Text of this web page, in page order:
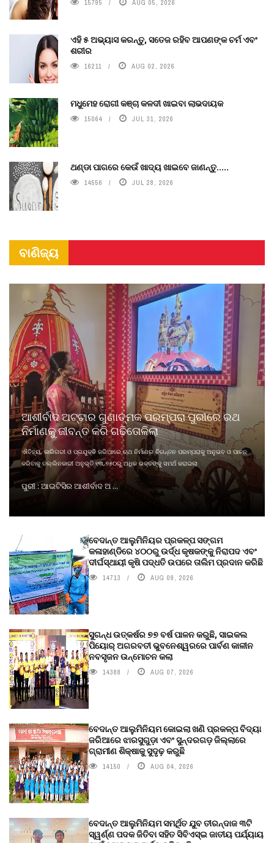
15795 AUG 05, 2026
ଏହି ୫ ଅଭ୍ୟାସ କରନ୍ତୁ, ସତେଜ ରହିବ ଆପଣଙ୍କ ଚର୍ମ ଏବଂ
ଶରୀର
16211 AUG 02, 2026
ମଧୁମେହ ରୋଗୀ କଞ୍ଚା କଳଦୀ ଖାଇବା ଲାଭଦାୟକ
15064 JUL 31, 2026
ଥଣ୍ଡା ପାଗରେ କେଉଁ ଖାଦ୍ୟ ଖାଇବେ ଜାଣନ୍ତୁ.....
14556 JUL 28, 2026
ବାଣିଜ୍ୟ
ଆଶୀର୍ବାଦ ଅଟ୍ଟାର ଗୁଣାତ୍ମକ ପରମ୍ପରା ପୁରୀରେ ରଥ
ନିର୍ମାଣକୁ ଜୀବନ୍ତ କରି ଗଢିତୋଳିଲା
ଐତିହ୍ୟ, କାରିଗରୀ ଓ ପ୍ରଯୁକ୍ତି ଜରିଆରେ ଋଥ ନିର୍ମାଣର ଚିରନ୍ତନ ପରମ୍ପରାକୁ ଅନୁଭବ ଓ ପାଳନ
କରିବାକୁ ତଲ୍ଲିନକାରୀ ଅନୁଭୂତି ୧୩,୭୫୦ରୁ ଅଧିକ ଭକ୍ତଙ୍କୁ ସମର୍ଥ କରାଇଲା
ପୁରୀ : ଆଇଟିସିର ଆଶୀର୍ବାଦ ଅ ...
ବେଦାନ୍ତ ଆଲୁମିନିୟର ପ୍ରକଳ୍ପ ସଙ୍ଗମ
କଳାହାଣ୍ଡିରେ ୪୦୦ରୁ ଉର୍ଦ୍ଧ କୃଷକଙ୍କୁ ନିରାପଦ ଏବଂ
ଦୀର୍ଘସ୍ଥାୟୀ କୃଷି ପଦ୍ଧତି ଉପରେ ତାଲିମ ପ୍ରଦାନ କରିଛି
14713 AUG 09, 2026
ସୁଗନ୍ଧ ଉତ୍କର୍ଷର ୭୭ ବର୍ଷ ପାଳନ କରୁଛି, ସାଇକଲ
ପିୟୋର୍‌ ଅଗରବତୀ ଭୁବନେଶ୍ୱରରେ ପାର୍ବଣ କାଳୀନ
ନବସୃଜନ ଉନ୍ମୋଚନ କଲା
14388 AUG 07, 2026
ବେଦାନ୍ତ ଆଲୁମିନିୟମ କୋଇଲା ଖଣି ପ୍ରକଳ୍ପ ବିଦ୍ୟା
ଜରିଆରେ ଝାରସୁଗୁଡ଼ା ଏବଂ ସୁନ୍ଦରଗଡ଼ ଜିଲ୍ଲାରେ
ଗ୍ରାମୀଣ ଶିକ୍ଷାକୁ ସୁଦୃଢ଼ କରୁଛି
14150 AUG 04, 2026
ବେଦାନ୍ତ ଆଲୁମିନିୟମ ସମର୍ଥିତ ଯୁବ ତୀରନ୍ଦାଜ ୩ଟି
ସ୍ୱର୍ଣ୍ଣ ପଦକ ଜିତିବା ସହିତ ସିବିଏସ୍ଇ ଜାତୀୟ ପର୍ଯ୍ୟାୟ